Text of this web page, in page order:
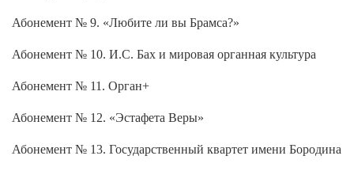
Абонемент № 9. «Любите ли вы Брамса?»
Абонемент № 10. И.С. Бах и мировая органная культура
Абонемент № 11. Орган+
Абонемент № 12. «Эстафета Веры»
Абонемент № 13. Государственный квартет имени Бородина